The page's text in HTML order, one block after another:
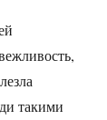
такими